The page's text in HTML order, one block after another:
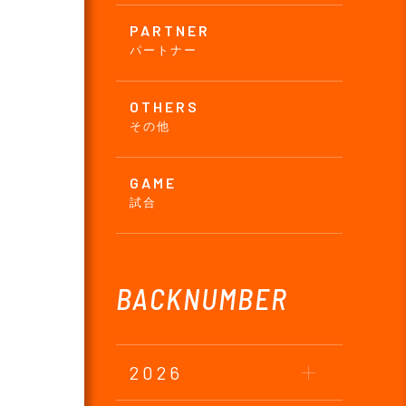
PARTNER
パートナー
OTHERS
その他
GAME
試合
BACKNUMBER
2026